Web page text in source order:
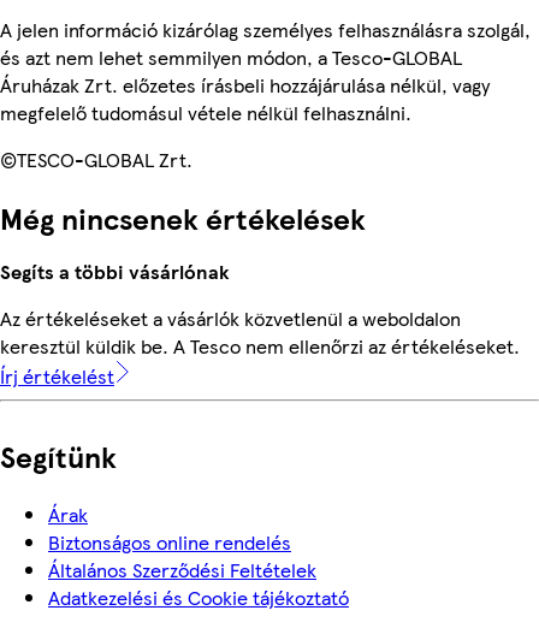
A jelen információ kizárólag személyes felhasználásra szolgál,
és azt nem lehet semmilyen módon, a Tesco-GLOBAL
Áruházak Zrt. előzetes írásbeli hozzájárulása nélkül, vagy
megfelelő tudomásul vétele nélkül felhasználni.
©TESCO-GLOBAL Zrt.
Még nincsenek értékelések
Segíts a többi vásárlónak
Az értékeléseket a vásárlók közvetlenül a weboldalon
keresztül küldik be. A Tesco nem ellenőrzi az értékeléseket.
Írj értékelést
Segítünk
Árak
Biztonságos online rendelés
Általános Szerződési Feltételek
Adatkezelési és Cookie tájékoztató